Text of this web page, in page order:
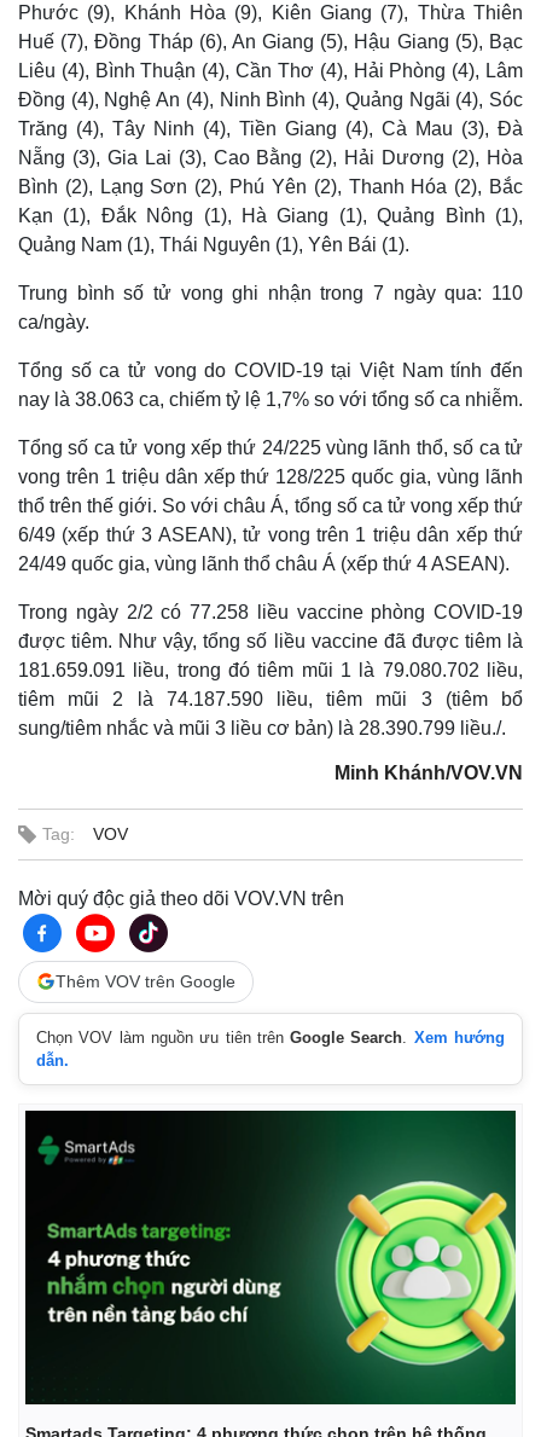
Bất động sản
Khởi nghiệp
Thị trường
Giá vàng
Tỷ giá
Giá cà phê
Phước (9), Khánh Hòa (9), Kiên Giang (7), Thừa Thiên
Huế (7), Đồng Tháp (6), An Giang (5), Hậu Giang (5), Bạc
Liêu (4), Bình Thuận (4), Cần Thơ (4), Hải Phòng (4), Lâm
Đồng (4), Nghệ An (4), Ninh Bình (4), Quảng Ngãi (4), Sóc
Trăng (4), Tây Ninh (4), Tiền Giang (4), Cà Mau (3), Đà
Nẵng (3), Gia Lai (3), Cao Bằng (2), Hải Dương (2), Hòa
Bình (2), Lạng Sơn (2), Phú Yên (2), Thanh Hóa (2), Bắc
Kạn (1), Đắk Nông (1), Hà Giang (1), Quảng Bình (1),
Quảng Nam (1), Thái Nguyên (1), Yên Bái (1).
Trung bình số tử vong ghi nhận trong 7 ngày qua: 110
ca/ngày.
Tổng số ca tử vong do COVID-19 tại Việt Nam tính đến
nay là 38.063 ca, chiếm tỷ lệ 1,7% so với tổng số ca nhiễm.
Tổng số ca tử vong xếp thứ 24/225 vùng lãnh thổ, số ca tử
vong trên 1 triệu dân xếp thứ 128/225 quốc gia, vùng lãnh
thổ trên thế giới. So với châu Á, tổng số ca tử vong xếp thứ
6/49 (xếp thứ 3 ASEAN), tử vong trên 1 triệu dân xếp thứ
24/49 quốc gia, vùng lãnh thổ châu Á (xếp thứ 4 ASEAN).
Trong ngày 2/2 có 77.258 liều vaccine phòng COVID-19
được tiêm. Như vậy, tổng số liều vaccine đã được tiêm là
181.659.091 liều, trong đó tiêm mũi 1 là 79.080.702 liều,
tiêm mũi 2 là 74.187.590 liều, tiêm mũi 3 (tiêm bổ
sung/tiêm nhắc và mũi 3 liều cơ bản) là 28.390.799 liều./.
Minh Khánh/VOV.VN
Tag: VOV
Mời quý độc giả theo dõi VOV.VN trên
Thêm VOV trên Google
Chọn VOV làm nguồn ưu tiên trênGoogle Search
Xem hướng
dẫn.